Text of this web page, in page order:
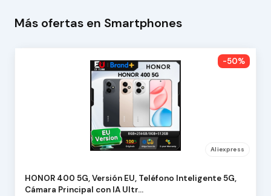
Más ofertas en Smartphones
-50%
Aliexpress
HONOR 400 5G, Versión EU, Teléfono Inteligente 5G,
Cámara Principal con IA Ultr…